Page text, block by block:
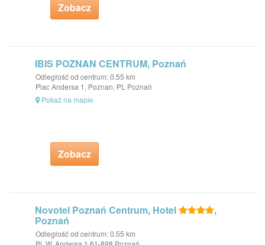
Zobacz
IBIS POZNAN CENTRUM, Poznań
Odległość od centrum: 0.55 km
Plac Andersa 1, Poznan, PL Poznań
Pokaż na mapie
Zobacz
Novotel Poznań Centrum, Hotel ,
Poznań
Odległość od centrum: 0.55 km